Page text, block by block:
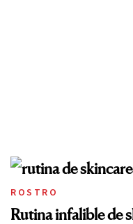
ROSTRO
Rutina infalible de